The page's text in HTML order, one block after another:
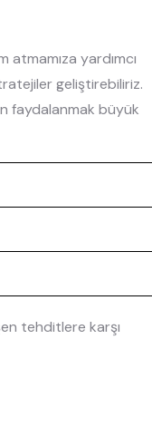
yardımcı
geliştirebiliriz.
faydalanmak büyük
tehditlere karşı